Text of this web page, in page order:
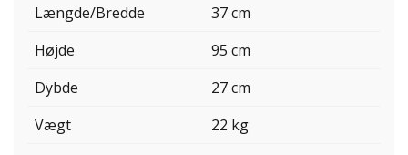
Længde/Bredde
37 cm
Højde
95 cm
Dybde
27 cm
Vægt
22 kg